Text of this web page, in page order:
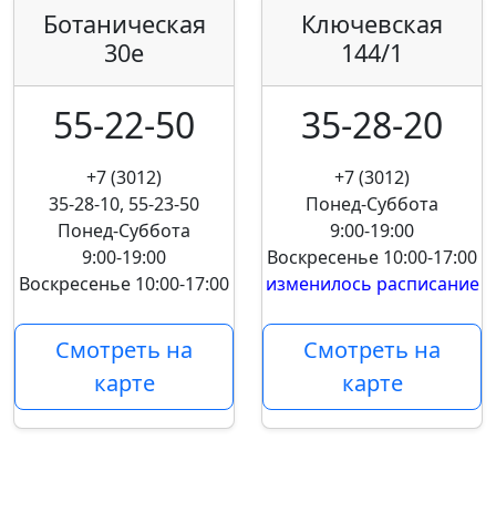
Ботаническая
30е
55-22-50
+7 (3012)
35-28-10, 55-23-50
Понед-Суббота
9:00-19:00
Воскресенье 10:00-17:00
Смотреть на
карте
Ключевская
144/1
35-28-20
+7 (3012)
Понед-Суббота
9:00-19:00
Воскресенье 10:00-17:00
изменилось расписание
Смотреть на
карте